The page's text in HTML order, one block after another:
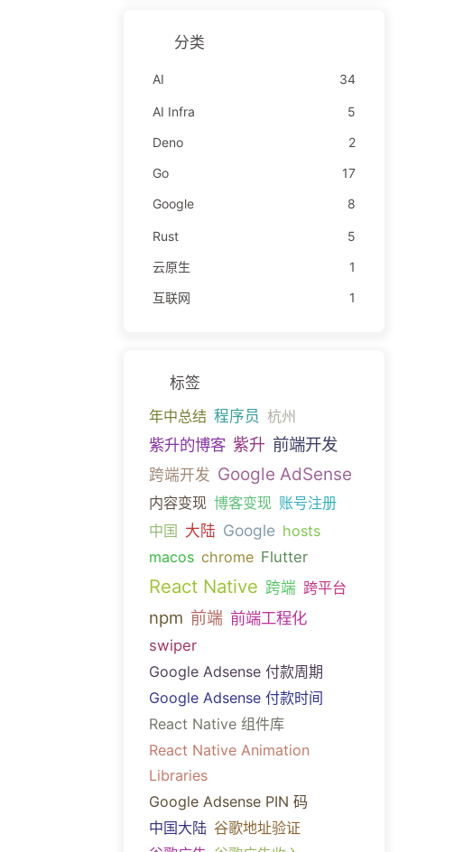
分类
AI 34
AI Infra
5
Deno
2
Go
17
Google
8
Rust
5
云原生
1
互联网
1
标签
年中总结 程序员 杭州
紫升的博客 紫升 前端开发
跨端开发 Google AdSense
内容变现 博客变现 账号注册
中国 大陆 Google hosts
macos chrome Flutter
React Native 跨端 跨平台
npm 前端 前端工程化
swiper
Google Adsense 付款周期
Google Adsense 付款时间
React Native 组件库
React Native Animation
Libraries
Google Adsense PIN 码
中国大陆 谷歌地址验证